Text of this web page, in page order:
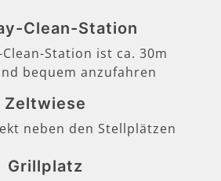
Clean-Station
Station ist ca. 30m
bequem anzufahren
Zeltwiese
neben den Stellplätzen
Grillplatz